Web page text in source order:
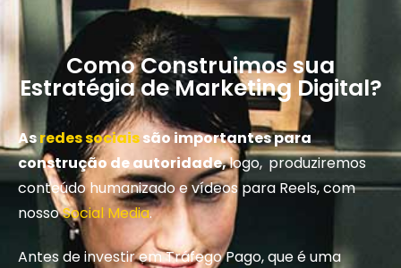
Como Construimos sua
Estratégia de Marketing Digital?
Asredes sociaissão importantes para
construção de autoridade,logo,produziremos
conteúdo humanizado e vídeos para Reels, com
nossoSocial Media.
Antes de investir em Tráfego Pago, que é uma